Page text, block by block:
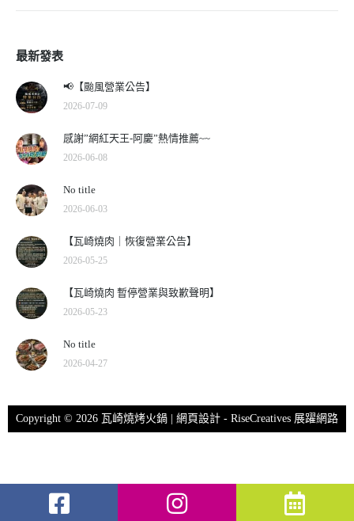
最新發表
📢【颱風營業公告】
2026-07-09
感謝”網紅天王-阿慶”熱情推薦~~
2026-06-08
No title
2026-06-03
【瓦崎燒肉｜恢復營業公告】
2026-05-25
【瓦崎燒肉 暫停營業與致歉聲明】
2026-05-23
No title
2026-04-27
Copyright © 2026 瓦崎燒烤火鍋 | 網頁設計 - RiseCreatives 展躍網路